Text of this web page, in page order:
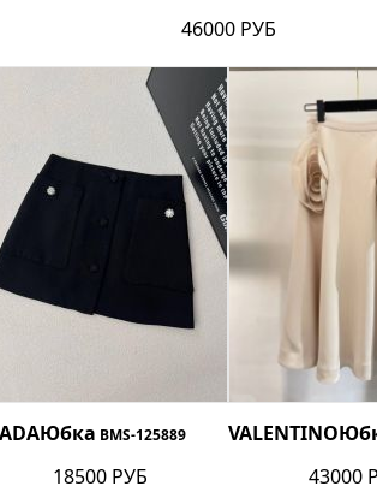
46000 РУБ
Юбка BMS-125889
18500 РУБ
VALENTINO
43000